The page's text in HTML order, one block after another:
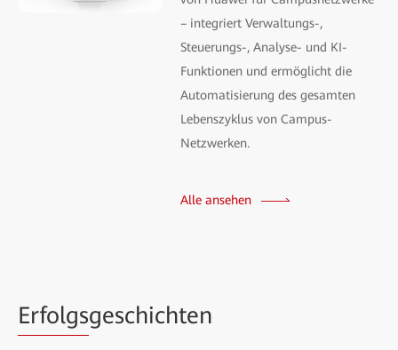
– integriert Verwaltungs-,
Steuerungs-, Analyse- und KI-
Funktionen und ermöglicht die
Automatisierung des gesamten
Lebenszyklus von Campus-
Netzwerken.
Alle ansehen
Erfolgsgeschichten